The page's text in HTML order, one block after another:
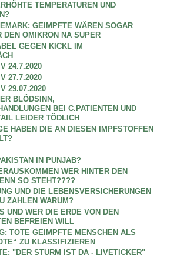
TEMPERATUREN UND
GEIMPFTE WÄREN SOGAR
DEN OMIKRON NA SUPER
GEGEN KICKL IM
24.7.2020
27.7.2020
29.07.2020
BLÖDSINN,
BEI C.PATIENTEN UND
LEIDER TÖDLICH
HABEN DIE AN DIESEN IMPFSTOFFEN
IN PUNJAB?
WER HINTER DEN
SO STEHT????
UND DIE LEBENSVERSICHERUNGEN
ZAHLEN WARUM?
UND WER DIE ERDE VON DEN
BEFREIEN WILL
TOTE GEIMPFTE MENSCHEN ALS
ZU KLASSIFIZIEREN
"DER STURM IST DA - LIVETICKER"